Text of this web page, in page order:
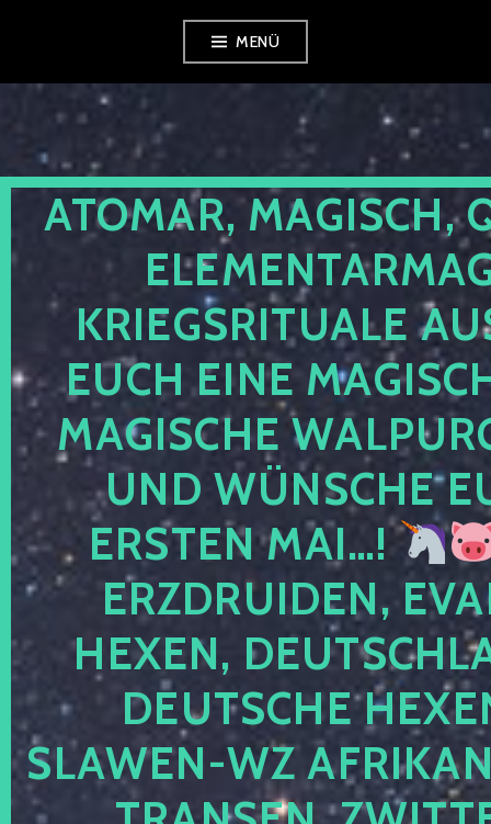
springen
MENÜ
ATOMAR, MAGISCH,
KRIEGSRITUALE
EUCH EINE
MAGISCHE
UND WÜNSCHE
ERSTEN MAI…!
ERZDRUIDEN,
HEXEN,
DEUTSCHE
SLAWEN-WZ